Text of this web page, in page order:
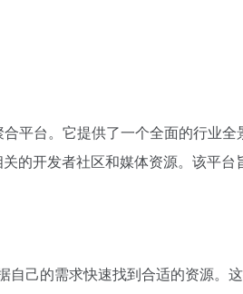
平台。它提供了一个全面的行业
的开发者社区和媒体资源。该平
己的需求快速找到合适的资源。这